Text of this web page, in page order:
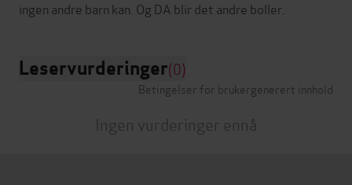
Leservurderinger(0)
Betingelser for brukergenerert innhold
Ingen vurderinger ennå